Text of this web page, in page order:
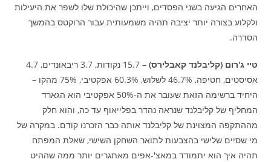
האחרים הגיעה בשני הפסדים, וייתכן שהיכולת שלו לשפר את היעילות
ולקלוע בצורה יותר יציבה תהיה משמעותית עבור הרוקטס בהמשך
הסדרה.
טיי ג'רום (קליבלנד קאבלירס)
– 15.7 נקודות, 3.7 ריבאונדים, 4.7
אסיסטים, חטיפה, 46.7% לשלוש, 60.3% אפקטיבי, 75% מהקו –
היחיד ברשימה הזאת שעובר את ה-50% אפקטיבי הוא הגארד
המחליף של קליבלנד שנראה נהדר בפלייאוף עד כה, והוא חלק
מההתקפה המצוינת של קליבלנד אותה כבר הזכרנו קודם. במקרה של
מי שסיים שלישי בהצבעות לתואר השחקן השישי, שאלת המפתח
תהיה איך הוא יתמודד במאצ'-אפים מאתגרים יותר ממה שההיט